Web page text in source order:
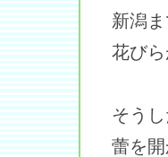
新潟
花び
そう
蕾を